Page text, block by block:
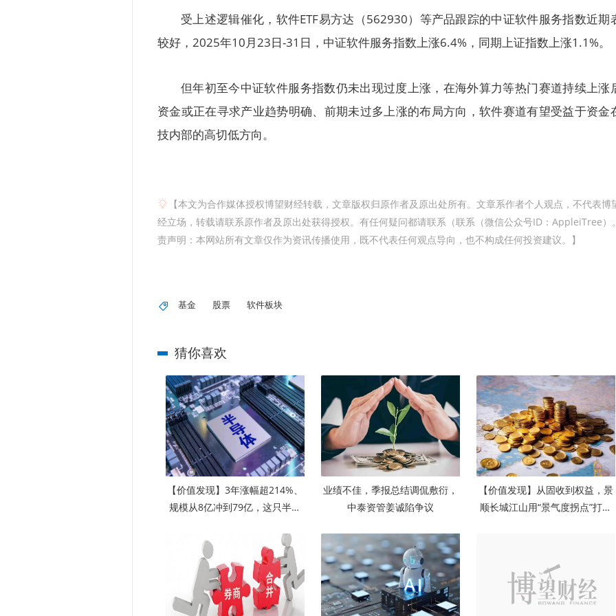
受上述逻辑催化，软件ETF易方达（562930）等产品跟踪的中证软件服务指数近期
较好，2025年10月23日-31日，中证软件服务指数上涨6.4%，同期上证指数上涨1.1%。
但年初至今中证软件服务指数仍未出现过度上涨，在海外算力等热门赛道持续上涨
资金或正在寻求产业趋势明确、前期未过多上涨的布局方向，软件赛道有望受益于资金
技内部的高切低方向。
【本文为合作媒体授权博望财经转载，文章版权归原作者及原出处所有。文章系作者个人观点，不代表博
经立场，转载请联系原作者及原出处获得授权。有任何疑问都请联系（联系（微信公众号ID：AppleiTree）
责声明：本网站所有文章仅作为资讯传播使用，既不代表任何观点导向，也不构成任何投资建议。】
基金 股票 软件板块
猜你喜欢
【价值发现】3年涨幅超214%、
规模从8亿冲到79亿，这只半导
业绩不佳，季报总结调侃敷衍，
中泰资管姜诚陷争议
【价值发现】从固收到权益，景
顺长城江山用“景气度拐点”打造